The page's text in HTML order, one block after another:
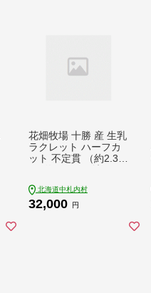
花畑牧場 十勝 産 生乳
ラクレット ハーフカ
ット 不定貫 （約2.3k
ズ チーズ 北海道 中札
内村 国産 ナチュラル
北海道中札内村
32,000 円